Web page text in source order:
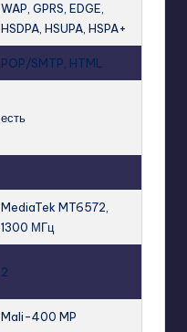
WAP, GPRS, EDGE,
HSDPA, HSUPA, HSPA+
POP/SMTP, HTML
есть
MediaTek MT6572,
1300 МГц
2
Mali-400 MP